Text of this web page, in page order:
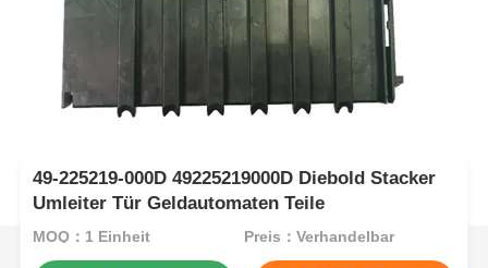
49-225219-000D 49225219000D Diebold Stacker
Umleiter Tür Geldautomaten Teile
MOQ：1 Einheit Preis：Verhandelbar